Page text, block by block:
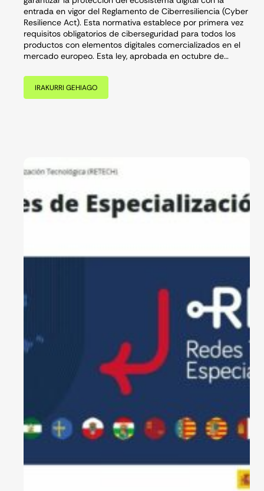
entrada en vigor del Reglamento de Ciberresiliencia (Cyber
Resilience Act). Esta normativa establece por primera vez
requisitos obligatorios de ciberseguridad para todos los
productos con elementos digitales comercializados en el
mercado europeo. Esta ley, aprobada en octubre de…
IRAKURRI GEHIAGO